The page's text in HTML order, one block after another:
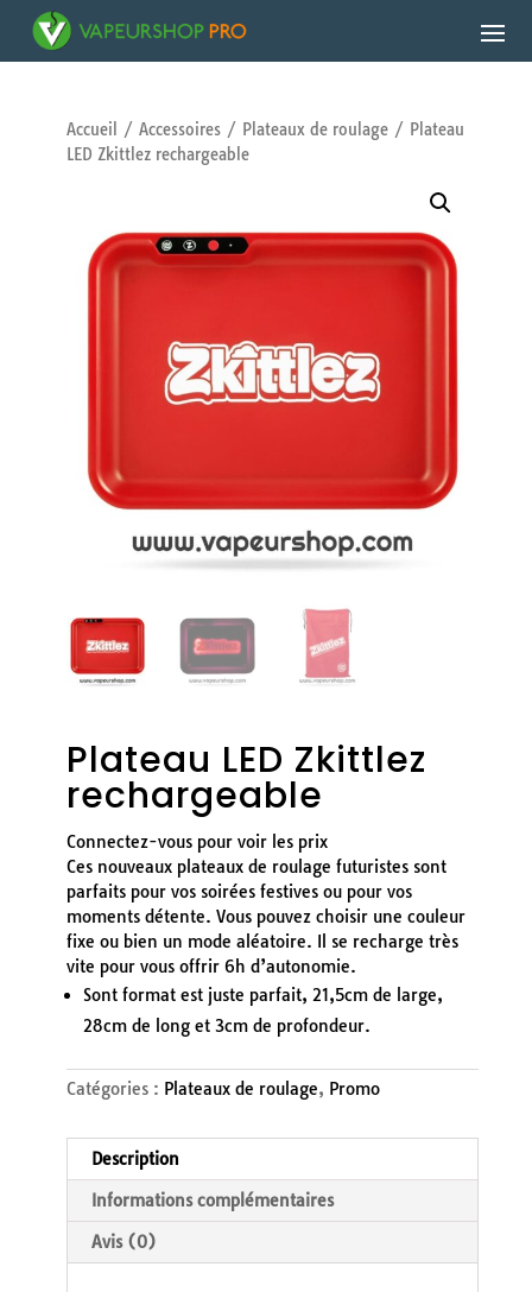
Accueil / Accessoires/ Plateaux de roulage/ Plateau
LED Zkittlez rechargeable
Plateau LED Zkittlez
rechargeable
Connectez-vous pour voir les prix
Ces nouveaux plateaux de roulage futuristes sont
parfaits pour vos soirées festives ou pour vos
moments détente. Vous pouvez choisir une couleur
fixe ou bien un mode aléatoire. Il se recharge très
vite pour vous offrir 6h d’autonomie.
Sont format est juste parfait, 21,5cm de large,
28cm de long et 3cm de profondeur.
Catégories : Plateaux de roulage, Promo
Description
Informations complémentaires
Avis (0)